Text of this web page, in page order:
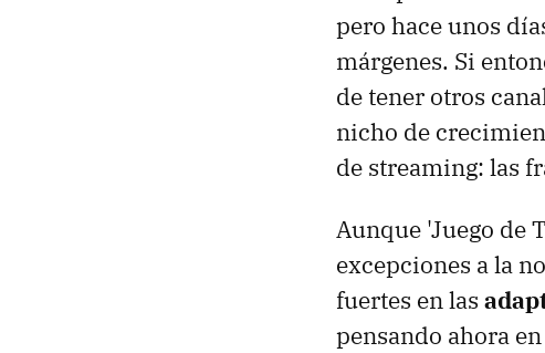
pero hace unos
márgenes. Si
de tener otros
nicho de
de streaming: las
Aunque 'Juego de
excepciones a la
fuertes en las
pensando ahora